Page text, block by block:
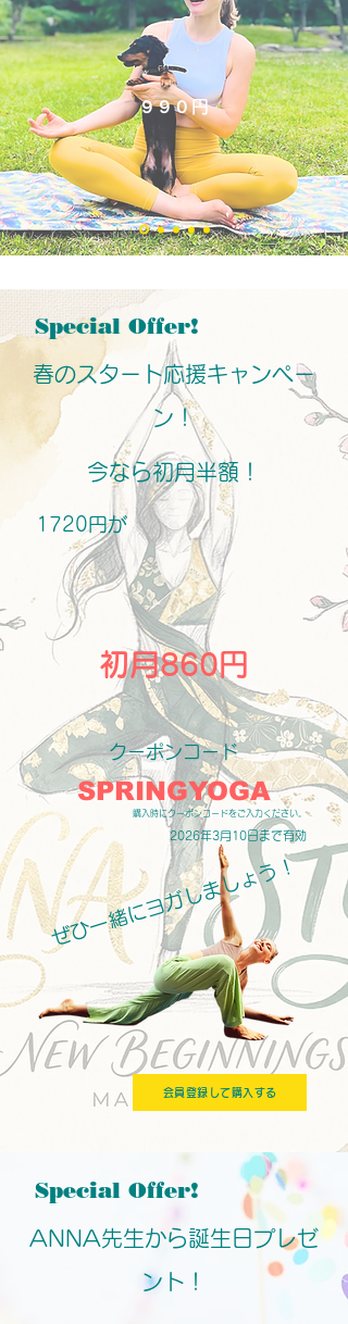
​９９０円
Special Offer!
​春のスタート応援キャンペー
ン！​​
​今なら初月半額！​​
1720円が​
初月860円
​クーポンコード​​
SPRINGYOGA
2026年3月10日まで有効​
ぜひ一緒にヨガしましょう！​​
​購入時にクーポンコードをご入力ください。
会員登録して購入する
Special Offer!
​ANNA先生から誕生日プレゼ
ント！​​